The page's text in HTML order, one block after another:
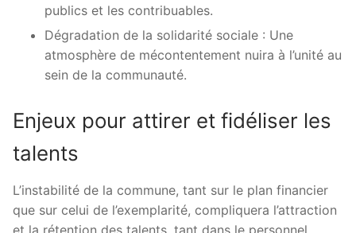
publics et les contribuables.
Dégradation de la solidarité sociale : Une
atmosphère de mécontentement nuira à l’unité au
sein de la communauté.
Enjeux pour attirer et fidéliser les
talents
L’instabilité de la commune, tant sur le plan financier
que sur celui de l’exemplarité, compliquera l’attraction